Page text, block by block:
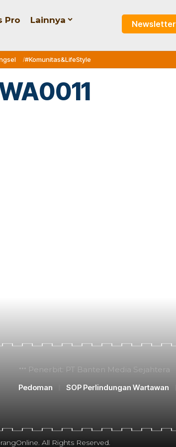
Pro Lainnya Newsletter
#Komunitas&LifeStyle
Penerbit: PT Banten Media Sejahtera
Pedoman
SOP Perlindungan Wartawan
All Rights Reserved.